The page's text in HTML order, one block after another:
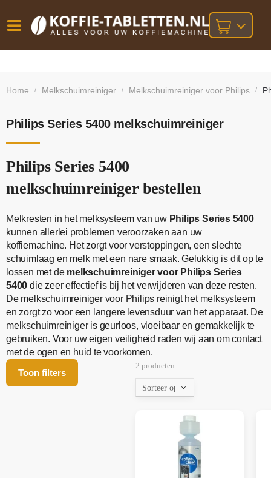
besteld,
bij orders
Home / Melkschuimreiniger / Melkschuimreiniger voor Philips /
Philips Series 5400 melkschuimreiniger
Philips Series 5400
melkschuimreiniger bestellen
Melkresten in het melksysteem van uw Philips Series 5400
kunnen allerlei problemen veroorzaken aan uw
koffiemachine. Het zorgt voor verstoppingen, een slechte
schuimlaag en melk met een nare smaak. Gelukkig is dit op te
lossen met de melkschuimreiniger voor Philips Series
5400 die zeer effectief is bij het verwijderen van deze resten.
De melkschuimreiniger voor Philips reinigt het melksysteem
en zorgt zo voor een langere levensduur van het apparaat. De
melkschuimreiniger is geurloos, vloeibaar en gemakkelijk te
gebruiken. Voor uw eigen veiligheid raden wij aan om contact
met de ogen en huid te voorkomen.
Toon filters
2 producten